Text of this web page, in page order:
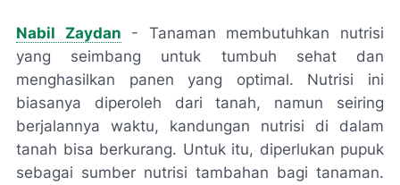
Nabil Zaydan - Tanaman membutuhkan nutrisi
yang seimbang untuk tumbuh sehat dan
menghasilkan panen yang optimal. Nutrisi ini
biasanya diperoleh dari tanah, namun seiring
berjalannya waktu, kandungan nutrisi di dalam
tanah bisa berkurang. Untuk itu, diperlukan pupuk
sebagai sumber nutrisi tambahan bagi tanaman.